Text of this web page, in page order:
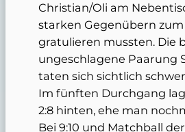
Christian/Oli am
starken Gegenübern zum
gratulieren mussten. Die
ungeschlagene Paarung
taten sich sichtlich
Im fünften Durchgang
2:8 hinten, ehe man
Bei 9:10 und Matchball